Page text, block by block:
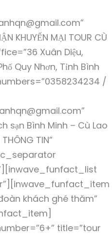
KHUYẾN MẠI TOUR CÙ
Xuân Diệu,
Quy Nhơn, Tỉnh Bình
/
sạn Bình Minh – Cù Lao
TIN”
khách ghé thăm”
title=”tour